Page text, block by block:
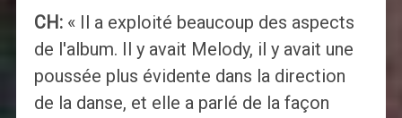
CH:« Il a exploité beaucoup des aspects
de l'album. Il y avait Melody, il y avait une
poussée plus évidente dans la direction
de la danse, et elle a parlé de la façon